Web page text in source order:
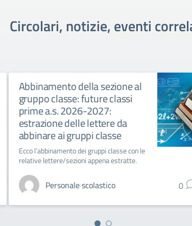
Circolari, notizie, eventi
Abbinamento della sezione al
gruppo classe: future classi
prime a.s. 2026-2027:
estrazione delle lettere da
abbinare ai gruppi classe
Ecco l’abbinamento dei gruppi classe con le
relative lettere/sezioni appena estratte.
Personale scolastico 0